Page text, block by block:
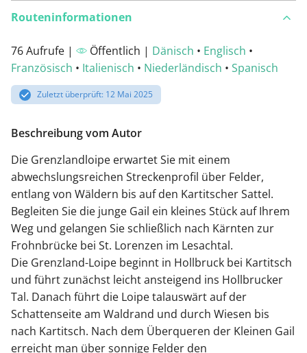
Routeninformationen
76 Aufrufe | Öffentlich | Dänisch • Englisch •
Französisch • Italienisch • Niederländisch • Spanisch
Zuletzt überprüft: 12 Mai 2025
Beschreibung vom Autor
Die Grenzlandloipe erwartet Sie mit einem
abwechslungsreichen Streckenprofil über Felder,
entlang von Wäldern bis auf den Kartitscher Sattel.
Begleiten Sie die junge Gail ein kleines Stück auf Ihrem
Weg und gelangen Sie schließlich nach Kärnten zur
Frohnbrücke bei St. Lorenzen im Lesachtal.
Die Grenzland-Loipe beginnt in Hollbruck bei Kartitsch
und führt zunächst leicht ansteigend ins Hollbrucker
Tal. Danach führt die Loipe talauswärt auf der
Schattenseite am Waldrand und durch Wiesen bis
nach Kartitsch. Nach dem Überqueren der Kleinen Gail
erreicht man über sonnige Felder den